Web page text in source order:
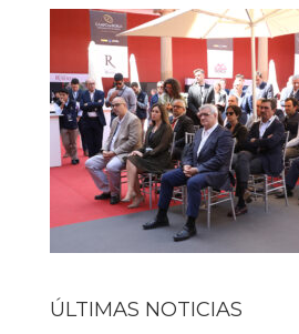
ÚLTIMAS NOTICIAS